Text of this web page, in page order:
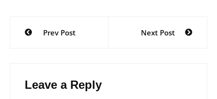
navigation
Prev Post Next Post
Leave a Reply